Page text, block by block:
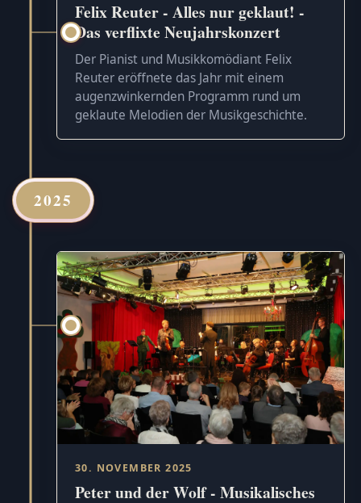
Felix Reuter - Alles nur geklaut! -
Das verflixte Neujahrskonzert
Der Pianist und Musikkomödiant Felix
Reuter eröffnete das Jahr mit einem
augenzwinkernden Programm rund um
geklaute Melodien der Musikgeschichte.
2025
30. NOVEMBER 2025
Peter und der Wolf - Musikalisches